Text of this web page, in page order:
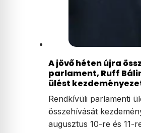
A jövő héten újra
parlament, Ruff
ülést
Rendkívüli parlamenti
összehívását
augusztus 10-re és 11-